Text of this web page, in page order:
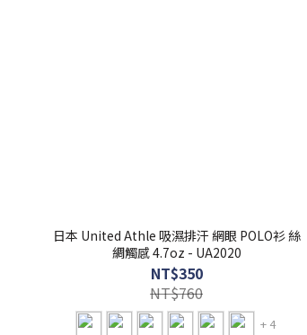
日本 United Athle 吸濕排汗 網眼 POLO衫 絲
綢觸感 4.7oz - UA2020
NT$350
NT$760
+ 4